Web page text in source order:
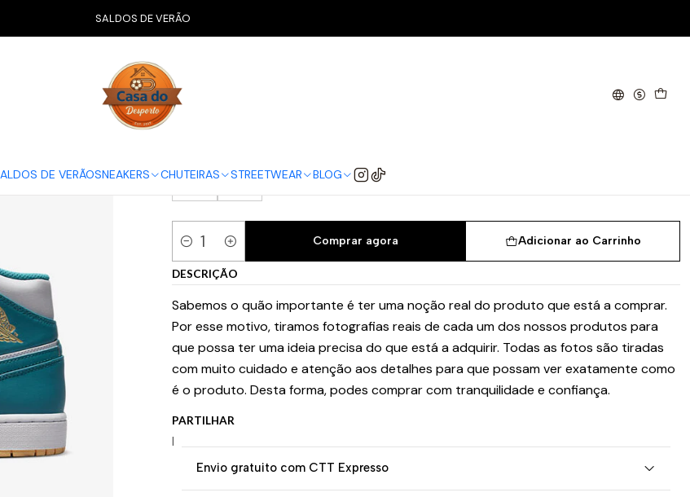
DE VERÃOSNEAKERS CHUTEIRAS STREETWEAR BLOG
SALDOS DE VERÃO
Air Jordan Jordan 1 Mid
Jordan 1 Mid Aquatone
Quantidade
Adicionar ao Carrinho
Comprar agora
DESCRIÇÃO
Sabemos o quão importante é ter uma noção real do produto que está a comprar.
Por esse motivo, tiramos fotografias reais de cada um dos nossos produtos para
que possa ter uma ideia precisa do que está a adquirir. Todas as fotos são tiradas
com muito cuidado e atenção aos detalhes para que possam ver exatamente como
é o produto. Desta forma, podes comprar com tranquilidade e confiança.
PARTILHAR
|
Envio gratuito com CTT Expresso